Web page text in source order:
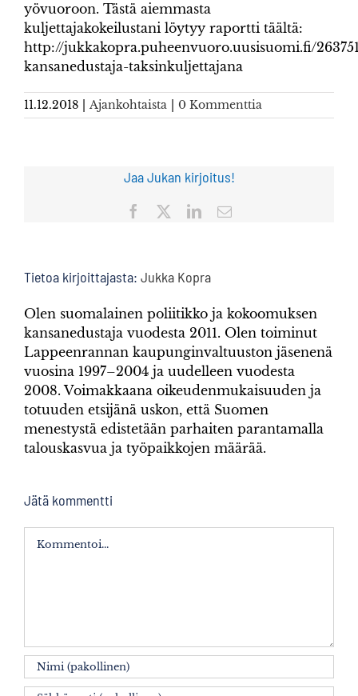
yövuoroon. Tästä aiemmasta
kuljettajakokeilustani löytyy raportti täältä:
http://jukkakopra.puheenvuoro.uusisuomi.fi/
kansanedustaja-taksinkuljettajana
11.12.2018 Ajankohtaista 0 Kommenttia
Jaa Jukan kirjoitus!
Facebook LinkedInSähköposti
Tietoa kirjoittajasta: Jukka Kopra
Olen suomalainen poliitikko ja kokoomuksen
kansanedustaja vuodesta 2011. Olen toiminut
Lappeenrannan kaupunginvaltuuston jäsenenä
vuosina 1997–2004 ja uudelleen vuodesta
2008. Voimakkaana oikeudenmukaisuuden ja
totuuden etsijänä uskon, että Suomen
menestystä edistetään parhaiten parantamalla
talouskasvua ja työpaikkojen määrää.
Jätä kommentti
Kommentti